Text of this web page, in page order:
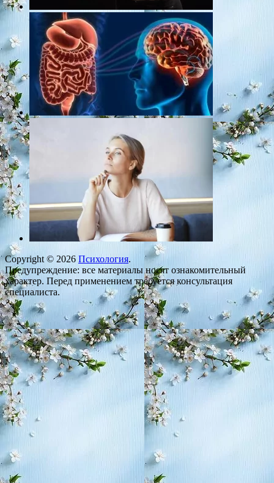
Copyright © 2026 Психология.
Предупреждение: все материалы носят ознакомительный
характер. Перед применением требуется консультация
специалиста.